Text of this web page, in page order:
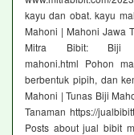
kayu dan obat. kayu
Mahoni | Mahoni Jawa
Mitra Bibit: Biji
mahoni.html Pohon
berbentuk pipih, dan
Mahoni | Tunas Biji
Tanaman https://
Posts about jual bibit